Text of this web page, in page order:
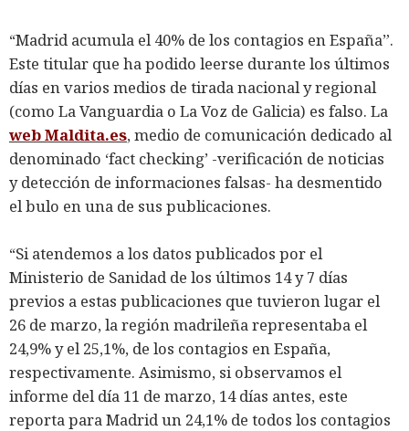
“Madrid acumula el 40% de los contagios en España”.
Este titular que ha podido leerse durante los últimos
días en varios medios de tirada nacional y regional
(como La Vanguardia o La Voz de Galicia) es falso. La
web Maldita.es, medio de comunicación dedicado al
denominado ‘fact checking’ -verificación de noticias
y detección de informaciones falsas- ha desmentido
el bulo en una de sus publicaciones.
“Si atendemos a los datos publicados por el
Ministerio de Sanidad de los últimos 14 y 7 días
previos a estas publicaciones que tuvieron lugar el
26 de marzo, la región madrileña representaba el
24,9% y el 25,1%, de los contagios en España,
respectivamente. Asimismo, si observamos el
informe del día 11 de marzo, 14 días antes, este
reporta para Madrid un 24,1% de todos los contagios